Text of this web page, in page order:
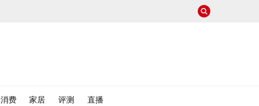
消费 家居 评测 直播